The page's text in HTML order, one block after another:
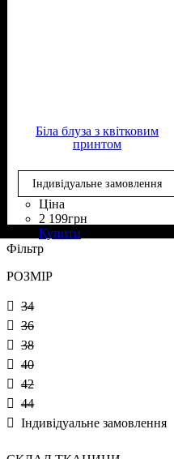
Біла блуза з квітковим
принтом
Індивідуальне замовлення
Ціна
2 199грн
Купити
Склад тканини
Поліестер, 15% Віскоза, 5%
Крій: прямий, вільний
Довжина: класична
Довжина рукава
Стиль: casual
Фільтр
РОЗМІР
34
36
38
40
42
44
Індивідуальне замовлення